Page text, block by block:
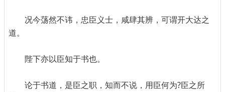
况今荡然不讳，忠臣义士，咸肆其辨，可谓开大达之
道。
陛下亦以臣知于书也。
论于书道，是臣之职，知而不说，用臣何为?臣之所